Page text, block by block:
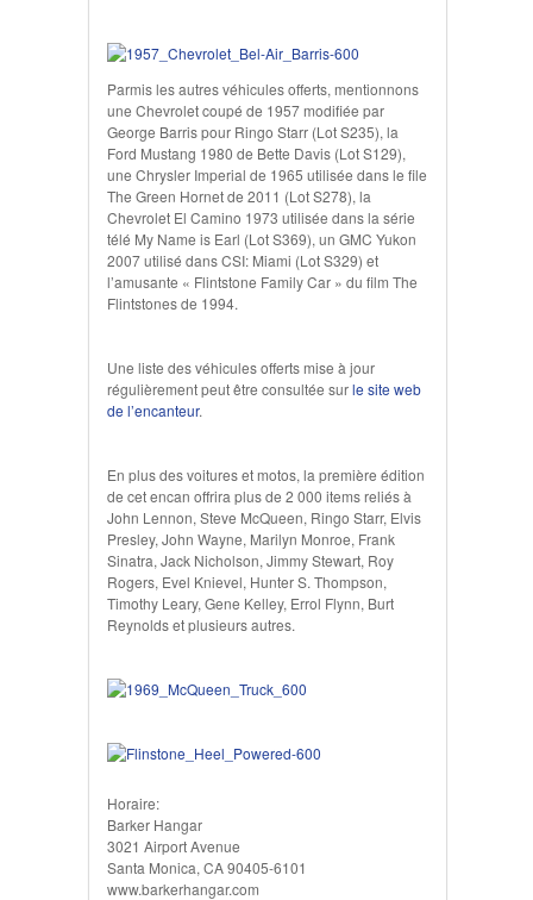
Parmis les autres véhicules offerts, mentionnons
une Chevrolet coupé de 1957 modifiée par
George Barris pour Ringo Starr (Lot S235), la
Ford Mustang 1980 de Bette Davis (Lot S129),
une Chrysler Imperial de 1965 utilisée dans le file
The Green Hornet de 2011 (Lot S278), la
Chevrolet El Camino 1973 utilisée dans la série
télé My Name is Earl (Lot S369), un GMC Yukon
2007 utilisé dans CSI: Miami (Lot S329) et
l’amusante « Flintstone Family Car » du film The
Flintstones de 1994.
Une liste des véhicules offerts mise à jour
régulièrement peut être consultée surle site web
de l’encanteur.
En plus des voitures et motos, la première édition
de cet encan offrira plus de 2 000 items reliés à
John Lennon, Steve McQueen, Ringo Starr, Elvis
Presley, John Wayne, Marilyn Monroe, Frank
Sinatra, Jack Nicholson, Jimmy Stewart, Roy
Rogers, Evel Knievel, Hunter S. Thompson,
Timothy Leary, Gene Kelley, Errol Flynn, Burt
Reynolds et plusieurs autres.
Horaire:
Barker Hangar
3021 Airport Avenue
Santa Monica, CA 90405-6101
www.barkerhangar.com